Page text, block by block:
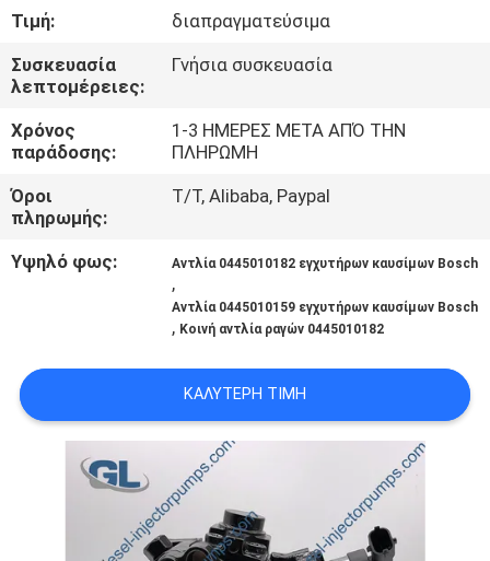
ΣΤΟ
ΕΡΓΟΣΤΆΣΙΟ
ΈΛΕΓΧΟΣ
ΠΟΙΌΤΗΤΑΣ
ΖΗΤΉΣΤΕ
SITEMAP
ΠΟΛΙΤΙΚΉ
ΑΠΟΡΡΉΤΟΥ
Τιμή:
διαπραγματεύσιμα
Συσκευασία
λεπτομέρειες:
Γνήσια συσκευασία
Χρόνος
παράδοσης:
1-3 ΗΜΕΡΕΣ ΜΕΤΑ ΑΠΌ ΤΗΝ
ΠΛΗΡΩΜΗ
Όροι
πληρωμής:
T/T, Alibaba, Paypal
Υψηλό φως: Αντλία 0445010182 εγχυτήρων καυσίμων Bosch
,
Αντλία 0445010159 εγχυτήρων καυσίμων Bosch
, Κοινή αντλία ραγών 0445010182
ΚΑΛΎΤΕΡΗ ΤΙΜΉ